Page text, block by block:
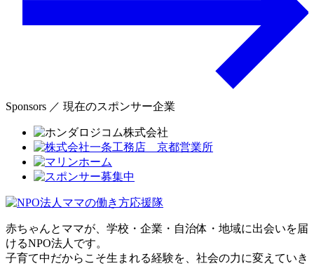
Sponsors ／ 現在のスポンサー企業
赤ちゃんとママが、学校・企業・自治体・地域に出会いを届
けるNPO法人です。
子育て中だからこそ生まれる経験を、社会の力に変えていき